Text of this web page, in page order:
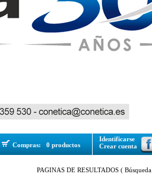
Compras: 0 productos
Identificarse
Crear cuenta
PAGINAS DE RESULTADOS (